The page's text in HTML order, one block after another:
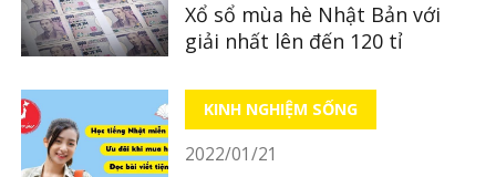
Xổ sổ mùa hè Nhật Bản với
giải nhất lên đến 120 tỉ
KINH NGHIỆM SỐNG
2022/01/21